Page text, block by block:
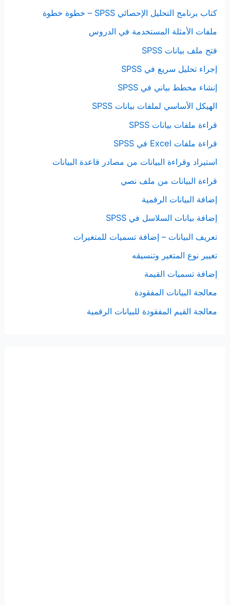
كتاب برنامج التحليل الإحصائي SPSS – خطوة خطوة
ملفات الأمثلة المستخدمة في الدروس
فتح ملف بيانات SPSS
إجراء تحليل سريع في SPSS
إنشاء مخطط بياني في SPSS
الهيكل الأساسي لملفات بيانات SPSS
قراءة ملفات بيانات SPSS
قراءة ملفات Excel في SPSS
استيراد وقراءة البيانات من مصادر قاعدة البيانات
قراءة البيانات من ملف نصي
إضافة البيانات الرقمية
إضافة بيانات السلاسل في SPSS
تعريف البيانات – إضافة تسميات للمتغيرات
تغيير نوع المتغير وتنسيقه
إضافة تسميات القيمة
معالجة البيانات المفقودة
معالجة القيم المفقودة للبيانات الرقمية